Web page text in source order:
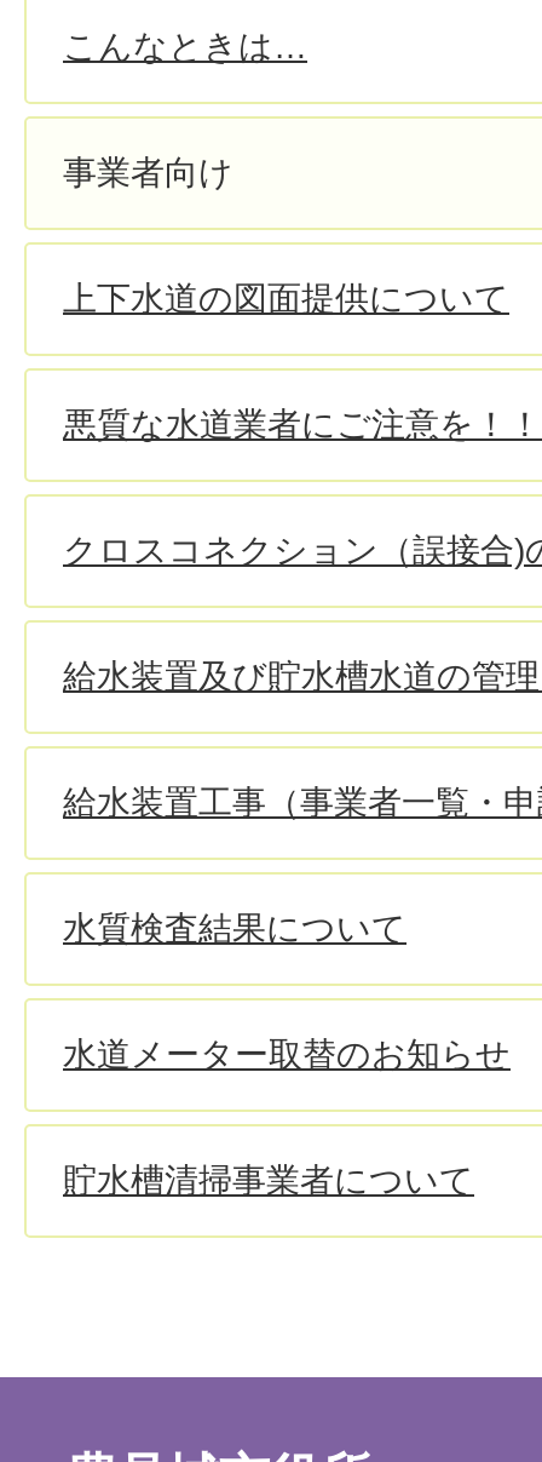
こんなときは…
事業者向け
上下水道の図面提供について
悪質な水道業者にご注意を！！
クロスコネクション（誤接合)
給水装置及び貯水槽水道の管
給水装置工事（事業者一覧・
水質検査結果について
水道メーター取替のお知らせ
貯水槽清掃事業者について